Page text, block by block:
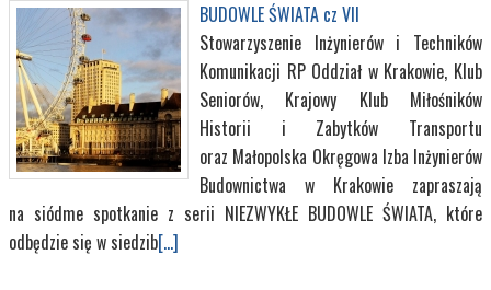
BUDOWLE ŚWIATA cz VII
Stowarzyszenie Inżynierów i Techników
Komunikacji RP Oddział w Krakowie, Klub
Seniorów, Krajowy Klub Miłośników
Historii i Zabytków Transportu
oraz Małopolska Okręgowa Izba Inżynierów
Budownictwa w Krakowie zapraszają
na siódme spotkanie z serii NIEZWYKŁE BUDOWLE ŚWIATA, które
odbędzie się w siedzib[...]